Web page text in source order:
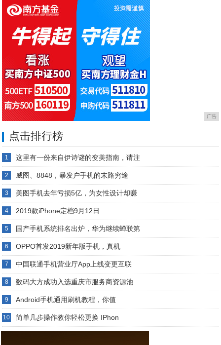
广告
点击排行榜
1 这里有一份来自伊诗谜的变美指南，请注
2 威图、8848，暴发户手机的末路穷途
3 美图手机去年亏损5亿，为女性设计却赚
4 2019款iPhone定档9月12日
5 国产手机系统排名出炉，华为继续蝉联第
6 OPPO首发2019新年版手机，真机
7 中国联通手机营业厅App上线变更互联
8 数码大方成功入选重庆市服务商资源池
9 Android手机通用刷机教程，你值
10 简单几步操作教你轻松更换 IPhon